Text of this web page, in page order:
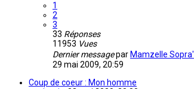
1
2
3
33 Réponses
11953 Vues
Dernier messagepar Mamzelle Sopra'
29 mai 2009, 20:59
Coup de coeur : Mon homme